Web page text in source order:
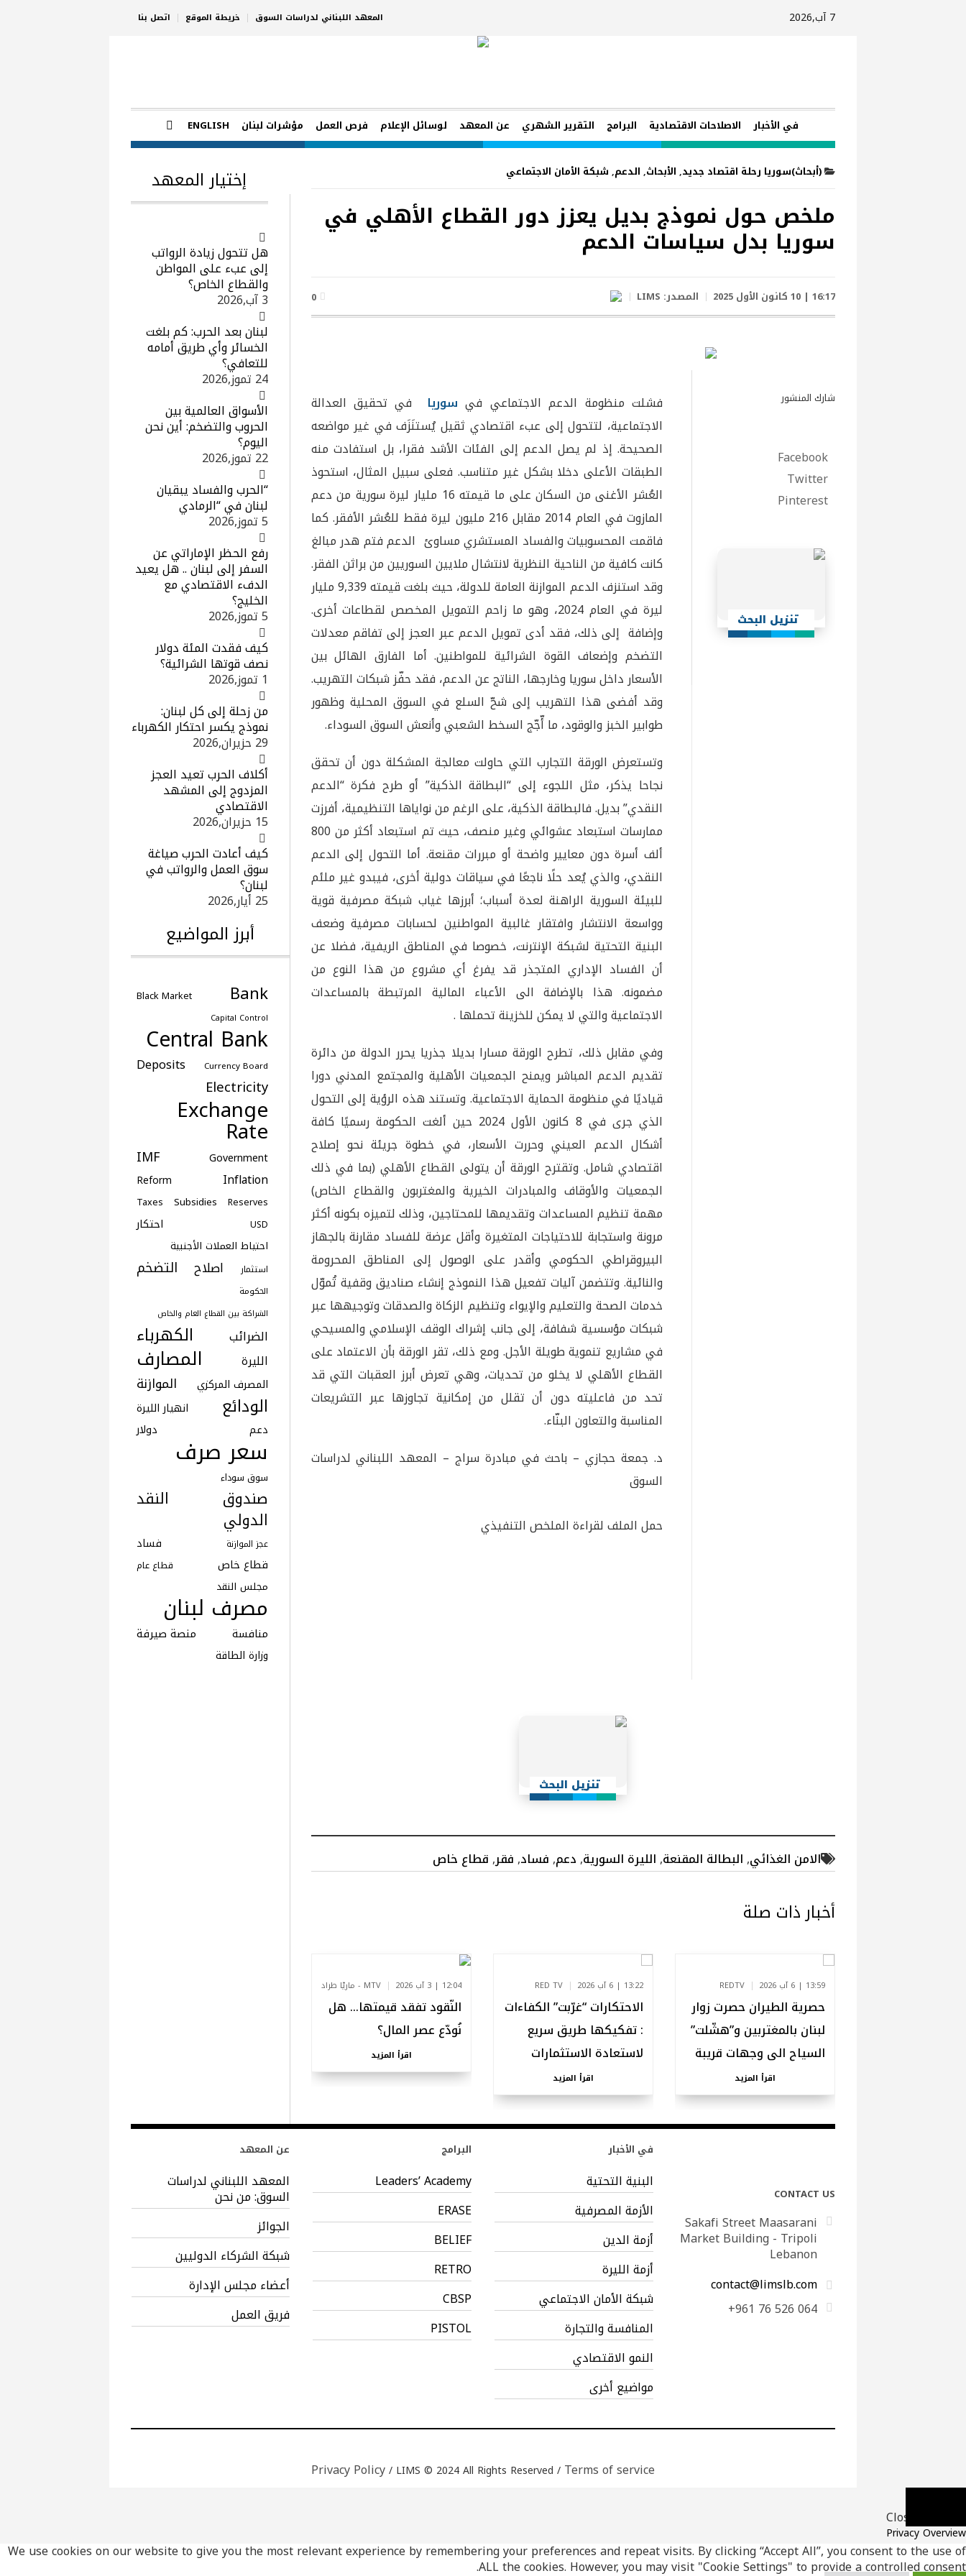
المعهد اللبناني لدراسات السوق خريطة الموقع اتصل بنا 7 آب,2026
في الأخبار الاصلاحات الاقتصادية البرامج التقرير الشهري عن المعهد لوسائل الإعلام فرص العمل مؤشرات لبنان ENGLISH
(أبحاث)سوريا رحلة اقتصاد جديد, الأبحاث, الدعم, شبكة الأمان الاجتماعي
ملخص حول نموذج بديل يعزز دور القطاع الأهلي في
سوريا بدل سياسات الدعم
16:17 | 10 كانون الأول 2025 المصدر: LIMS
0
شارك المنشور
Facebook
Twitter
Pinterest
تنزيل البحث
فشلت منظومة الدعم الاجتماعي في سوريا في تحقيق العدالة
الاجتماعية، لتتحول إلى عبء اقتصادي ثقيل يُستنَزَف في غير مواضعه
الصحيحة. إذ لم يصل الدعم إلى الفئات الأشد فقرا، بل استفادت منه
الطبقات الأعلى دخلا بشكل غير متناسب. فعلى سبيل المثال، استحوذ
العُشر الأغنى من السكان على ما قيمته 16 مليار ليرة سورية من دعم
المازوت في العام 2014 مقابل 216 مليون ليرة فقط للعُشر الأفقر. كما
فاقمت المحسوبيات والفساد المستشري مساوئ الدعم فتم هدر مبالغ
كانت كافية من الناحية النظرية لانتشال ملايين السوريين من براثن الفقر.
وقد استنزف الدعم الموازنة العامة للدولة، حيث بلغت قيمته 9,339 مليار
ليرة في العام 2024، وهو ما زاحم التمويل المخصص لقطاعات أخرى.
وإضافة إلى ذلك، فقد أدى تمويل الدعم عبر العجز إلى تفاقم معدلات
التضخم وإضعاف القوة الشرائية للمواطنين. أما الفارق الهائل بين
الأسعار داخل سوريا وخارجها، الناتج عن الدعم، فقد حفّز شبكات التهريب.
وقد أفضى هذا التهريب إلى شحّ السلع في السوق المحلية وظهور
طوابير الخبز والوقود، ما أّجّج السخط الشعبي وأنعش السوق السوداء.
وتستعرض الورقة التجارب التي حاولت معالجة المشكلة دون أن تحقق
نجاحا يذكر، مثل اللجوء إلى “البطاقة الذكية” أو طرح فكرة “الدعم
النقدي” بديل. فالبطاقة الذكية، على الرغم من نواياها التنظيمية، أفرزت
ممارسات استبعاد عشوائي وغير منصف، حيث تم استبعاد أكثر من 800
ألف أسرة دون معايير واضحة أو مبررات مقنعة. أما التحول إلى الدعم
النقدي، والذي يُعد حلًا ناجعًا في سياقات دولية أخرى، فيبدو غير ملئم
للبيئة السورية الراهنة لعدة أسباب؛ أبرزها غياب شبكة مصرفية قوية
وواسعة الانتشار وافتقار غالبية المواطنين لحسابات مصرفية وضعف
البنية التحتية لشبكة الإنترنت، خصوصا في المناطق الريفية، فضلا عن
أن الفساد الإداري المتجذر قد يفرغ أي مشروع من هذا النوع من
مضمونه. هذا بالإضافة الى الأعباء المالية المرتبطة بالمساعدات
الاجتماعية والتي لا يمكن للخزينة تحملها .
وفي مقابل ذلك، تطرح الورقة مسارا بديلا جذريا يحرر الدولة من دائرة
تقديم الدعم المباشر ويمنح الجمعيات الأهلية والمجتمع المدني دورا
قياديًا في منظومة الحماية الاجتماعية. وتستند هذه الرؤية إلى التحول
الذي جرى في 8 كانون الأول 2024 حين ألغت الحكومة رسميًا كافة
أشكال الدعم العيني وحررت الأسعار، في خطوة جريئة نحو إصلاح
اقتصادي شامل. وتقترح الورقة أن يتولى القطاع الأهلي (بما في ذلك
الجمعيات والأوقاف والمبادرات الخيرية والمغتربون والقطاع الخاص)
مهمة تنظيم المساعدات وتقديمها للمحتاجين، وذلك لتميزه بكونه أكثر
مرونة واستجابة للاحتياجات المتغيرة وأقل عرضة للفساد مقارنة بالجهاز
البيروقراطي الحكومي وأقدر على الوصول إلى المناطق المحرومة
والنائية. وتتضمن آليات تفعيل هذا النموذج إنشاء صناديق وقفية تُموّل
خدمات الصحة والتعليم والإيواء وتنظيم الزكاة والصدقات وتوجيهها عبر
شبكات مؤسسية شفافة، إلى جانب إشراك الوقف الإسلامي والمسيحي
في مشاريع تنموية طويلة الأجل. ومع ذلك، تقر الورقة بأن الاعتماد على
القطاع الأهلي لا يخلو من تحديات، وهي تعرض أبرز العقبات التي قد
تحد من فاعليته دون أن تقلل من إمكانية تجاوزها عبر التشريعات
المناسبة والتعاون البنّاء.
د. جمعة حجازي – باحث في مبادرة سراج – المعهد اللبناني لدراسات
السوق
حمل الملف لقراءة الملخص التنفيذي
تنزيل البحث
الامن الغذائي,البطالة المقنعة,الليرة السورية,دعم,فساد,فقر,قطاع خاص
أخبار ذات صلة
13:59 | 6 آب 2026 REDTV
حصرية الطيران حصرت زوار
لبنان بالمغتربين و”هشّلت”
السياح الى وجهات قريبة
اقرأ المزيد
13:22 | 6 آب 2026 RED TV
الاحتكارات “غرّبت” الكفاءات
: تفكيكها طريق سريع
لاستعادة الاستثمارات
اقرأ المزيد
12:04 | 3 آب 2026 MTV - ماريّا طراد
النّقود تفقد قيمتها… هل
نُودّع عصر المال؟
اقرأ المزيد
إختيار المعهد
هل تتحول زيادة الرواتب
إلى عبء على المواطن
والقطاع الخاص؟
3 آب,2026
لبنان بعد الحرب: كم بلغت
الخسائر وأي طريق أمامه
للتعافي؟
24 تموز,2026
الأسواق العالمية بين
الحروب والتضخم: أين نحن
اليوم؟
22 تموز,2026
“الحرب والفساد يبقيان
لبنان في “الرمادي
5 تموز,2026
رفع الحظر الإماراتي عن
السفر إلى لبنان .. هل يعيد
الدفء الاقتصادي مع
الخليج؟
5 تموز,2026
كيف فقدت المئة دولار
نصف قوتها الشرائية؟
1 تموز,2026
من زحلة إلى كل لبنان:
نموذج يكسر احتكار الكهرباء
29 حزيران,2026
أكلاف الحرب تعيد العجز
المزدوج إلى المشهد
الاقتصادي
15 حزيران,2026
كيف أعادت الحرب صياغة
سوق العمل والرواتب في
لبنان؟
25 أيار,2026
أبرز المواضيع
Bank
Black Market
Capital Control
Central Bank
Currency Board
Deposits
Electricity
Exchange
Rate
Government
IMF
Inflation
Reform
Reserves
Subsidies
Taxes
USD احتكار
احتياط العملات الأجنبية
استثمار اصلاح التضخم
الحكومة
الشراكة بين القطاع العام والخاص
الضرائب الكهرباء
الليرة المصارف
المصرف المركزي الموازنة
الودائع
انهيار الليرة
دعم
دولار
سعر صرف
سوق سوداء
صندوق النقد
الدولي
عجز الموازنة
فساد
قطاع خاص
قطاع عام
مجلس النقد
مصرف لبنان
منافسة منصة صيرفة
وزارة الطاقة
CONTACT US
Sakafi Street Maasarani
Market Building - Tripoli
Lebanon
contact@limslb.com
+961 76 526 064
في الأخبار
البنية التحتية
الأزمة المصرفية
أزمة الدين
أزمة الليرة
شبكة الأمان الاجتماعي
المنافسة والتجارة
النمو الاقتصادي
مواضيع أخرى
البرامج
Leaders’ Academy
ERASE
BELIEF
RETRO
CBSP
PISTOL
عن المعهد
المعهد اللبناني لدراسات
السوق: من نحن
الجوائز
شبكة الشركاء الدوليين
أعضاء مجلس الإدارة
فريق العمل
Privacy Policy/ LIMS © 2024 All Rights Reserved / Terms of service
We use cookies on our website to give you the most relevant experience by remembering your preferences and repeat visits. By clicking “Accept All”, you consent to the use of
ALL the cookies. However, you may visit "Cookie Settings" to provide a controlled consent.
Close
Privacy Overview
This website uses cookies to improve your experience while you navigate through the website. Out of these, the cookies that are categorized as necessary are stored on your
browser as they are essential for the working of basic functionalities of the
...